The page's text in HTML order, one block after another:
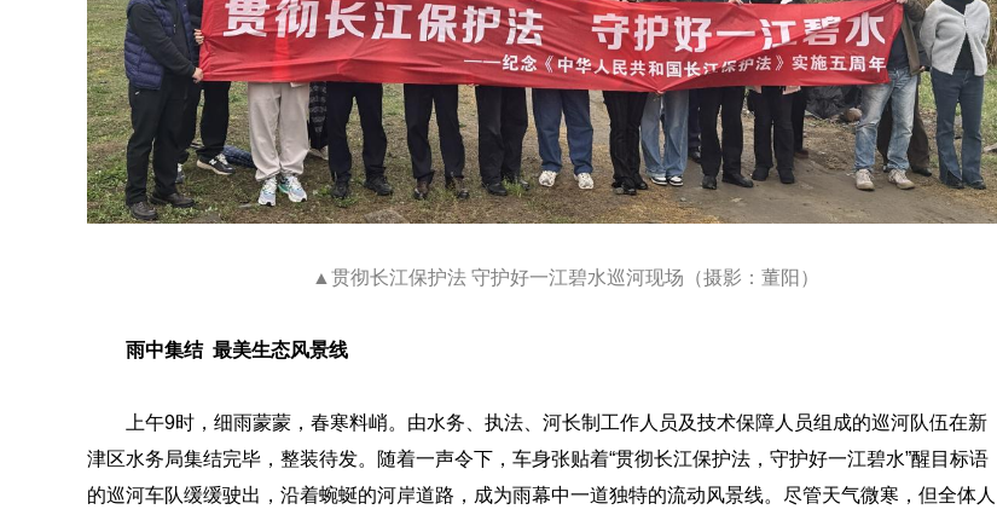
▲贯彻长江保护法 守护好一江碧水巡河现场（摄影：董阳）
雨中集结 最美生态风景线
上午9时，细雨蒙蒙，春寒料峭。由水务、执法、河长制工作人员及技术保障人员组成的巡河队伍在新
津区水务局集结完毕，整装待发。随着一声令下，车身张贴着“贯彻长江保护法，守护好一江碧水”醒目标语
的巡河车队缓缓驶出，沿着蜿蜒的河岸道路，成为雨幕中一道独特的流动风景线。尽管天气微寒，但全体人